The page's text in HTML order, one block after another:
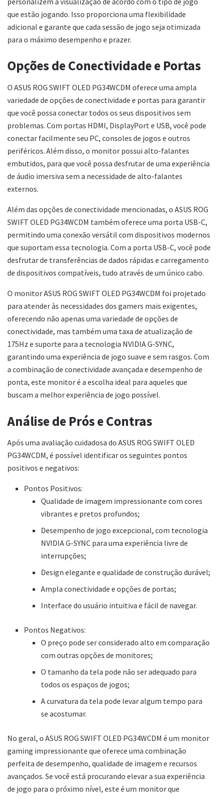
que estão jogando. Isso proporciona uma flexibilidade
adicional e garante que cada sessão de jogo seja otimizada
para o máximo desempenho e prazer.
Opções de Conectividade e Portas
O ASUS ROG SWIFT OLED PG34WCDM oferece uma ampla
variedade de opções de conectividade e portas para garantir
que você possa conectar todos os seus dispositivos sem
problemas. Com portas HDMI, DisplayPort e USB, você pode
conectar facilmente seu PC, consoles de jogos e outros
periféricos. Além disso, o monitor possui alto-falantes
embutidos, para que você possa desfrutar de uma experiência
de áudio imersiva sem a necessidade de alto-falantes
externos.
Além das opções de conectividade mencionadas, o ASUS ROG
SWIFT OLED PG34WCDM também oferece uma porta USB-C,
permitindo uma conexão versátil com dispositivos modernos
que suportam essa tecnologia. Com a porta USB-C, você pode
desfrutar de transferências de dados rápidas e carregamento
de dispositivos compatíveis, tudo através de um único cabo.
O monitor ASUS ROG SWIFT OLED PG34WCDM foi projetado
para atender às necessidades dos gamers mais exigentes,
oferecendo não apenas uma variedade de opções de
conectividade, mas também uma taxa de atualização de
175Hz e suporte para a tecnologia NVIDIA G-SYNC,
garantindo uma experiência de jogo suave e sem rasgos. Com
a combinação de conectividade avançada e desempenho de
ponta, este monitor é a escolha ideal para aqueles que
buscam a melhor experiência de jogo possível.
Análise de Prós e Contras
Após uma avaliação cuidadosa do ASUS ROG SWIFT OLED
PG34WCDM, é possível identificar os seguintes pontos
positivos e negativos:
Pontos Positivos:
Qualidade de imagem impressionante com cores
vibrantes e pretos profundos;
Desempenho de jogo excepcional, com tecnologia
NVIDIA G-SYNC para uma experiência livre de
interrupções;
Design elegante e qualidade de construção durável;
Ampla conectividade e opções de portas;
Interface do usuário intuitiva e fácil de navegar.
Pontos Negativos:
O preço pode ser considerado alto em comparação
com outras opções de monitores;
O tamanho da tela pode não ser adequado para
todos os espaços de jogos;
A curvatura da tela pode levar algum tempo para
se acostumar.
No geral, o ASUS ROG SWIFT OLED PG34WCDM é um monitor
gaming impressionante que oferece uma combinação
perfeita de desempenho, qualidade de imagem e recursos
avançados. Se você está procurando elevar a sua experiência
de jogo para o próximo nível, este é um monitor que